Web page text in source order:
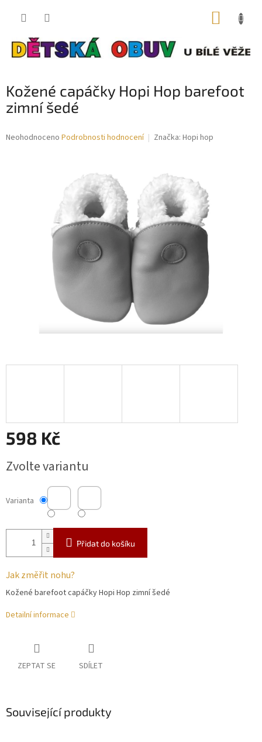
Kožené capáčky Hopi Hop barefoot
zimní šedé
Průměrné
Neohodnoceno Podrobnosti hodnocení Značka: Hopi hop
598 Kč
cena:
Zvolte variantu
Varianta
Přidat do košíku
Jak změřit nohu?
Kožené barefoot capáčky Hopi Hop zimní šedé
Detailní informace
ZEPTAT SE SDÍLET
Související produkty